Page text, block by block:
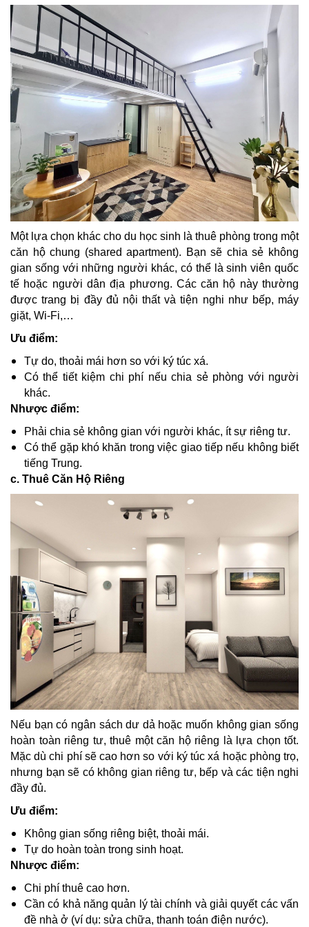
Một lựa chọn khác cho du học sinh là thuê phòng trong một
căn hộ chung (shared apartment). Bạn sẽ chia sẻ không
gian sống với những người khác, có thể là sinh viên quốc
tế hoặc người dân địa phương. Các căn hộ này thường
được trang bị đầy đủ nội thất và tiện nghi như bếp, máy
giặt, Wi-Fi,…
Ưu điểm:
Tự do, thoải mái hơn so với ký túc xá.
Có thể tiết kiệm chi phí nếu chia sẻ phòng với người
khác.
Nhược điểm:
Phải chia sẻ không gian với người khác, ít sự riêng tư.
Có thể gặp khó khăn trong việc giao tiếp nếu không biết
tiếng Trung.
c. Thuê Căn Hộ Riêng
Nếu bạn có ngân sách dư dả hoặc muốn không gian sống
hoàn toàn riêng tư, thuê một căn hộ riêng là lựa chọn tốt.
Mặc dù chi phí sẽ cao hơn so với ký túc xá hoặc phòng trọ,
nhưng bạn sẽ có không gian riêng tư, bếp và các tiện nghi
đầy đủ.
Ưu điểm:
Không gian sống riêng biệt, thoải mái.
Tự do hoàn toàn trong sinh hoạt.
Nhược điểm:
Chi phí thuê cao hơn.
Cần có khả năng quản lý tài chính và giải quyết các vấn
đề nhà ở (ví dụ: sửa chữa, thanh toán điện nước).